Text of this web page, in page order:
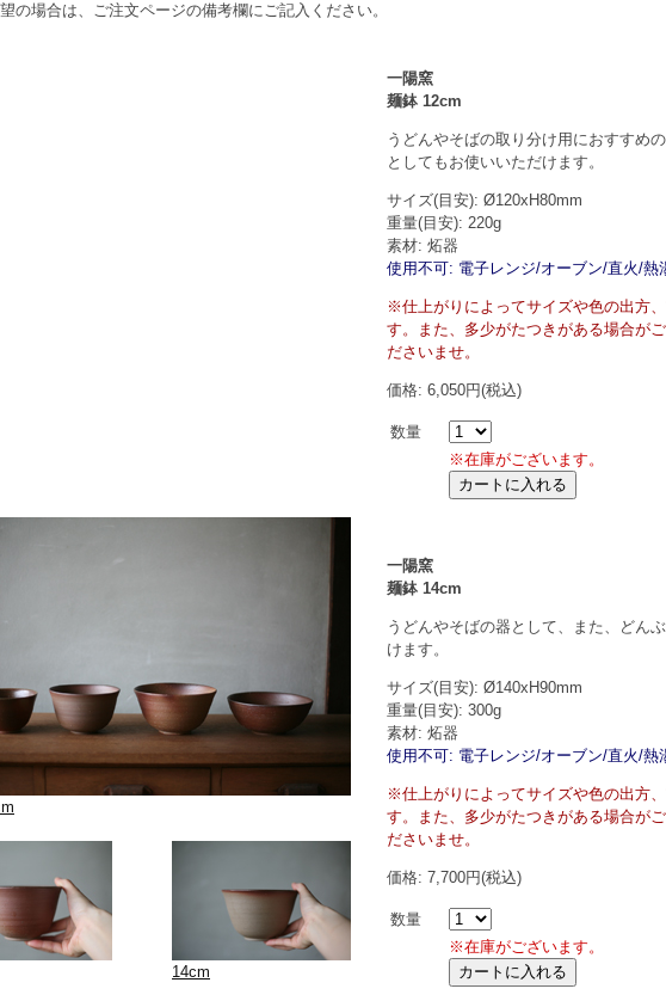
の場合は、ご注文ページの備考欄にご記入ください。
14cm
一陽窯
麺鉢 12cm
うどんやそばの取り分け用におすすめ
としてもお使いいただけます。
サイズ(目安): Ø120xH80mm
重量(目安): 220g
素材: 炻器
使用不可: 電子レンジ/オーブン/直火/熱
※仕上がりによってサイズや色の出方
す。また、多少がたつきがある場合が
ださいませ。
価格: 6,050円(税込)
数量
※在庫がございます。
一陽窯
麺鉢 14cm
うどんやそばの器として、また、どん
けます。
サイズ(目安): Ø140xH90mm
重量(目安): 300g
素材: 炻器
使用不可: 電子レンジ/オーブン/直火/熱
※仕上がりによってサイズや色の出方
す。また、多少がたつきがある場合が
ださいませ。
価格: 7,700円(税込)
数量
※在庫がございます。